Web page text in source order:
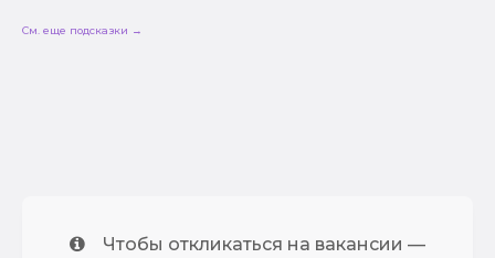
См. еще подсказки →
Чтобы откликаться на вакансии —